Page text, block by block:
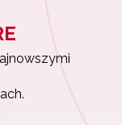
danych